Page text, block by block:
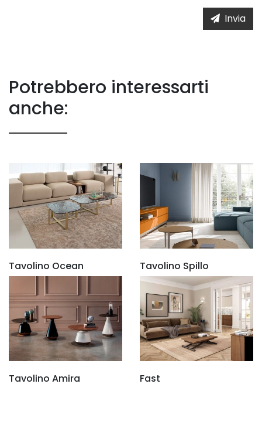
Invia
Potrebbero interessarti
anche:
Tavolino Ocean Tavolino Spillo
Tavolino Amira Fast